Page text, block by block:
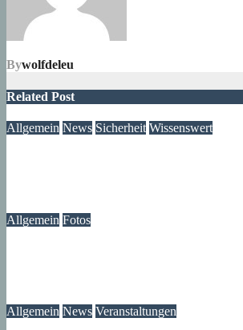
Bywolfdeleu
Related Post
Allgemein News Sicherheit Wissenswert
Allgemein Fotos
Allgemein News Veranstaltungen